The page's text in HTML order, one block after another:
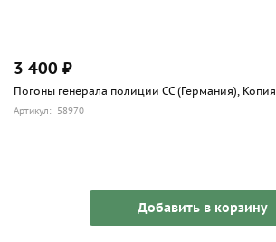
3 400 ₽
Погоны генерала полиции СС (Германия), Копия
Артикул: 58970
Добавить в корзину